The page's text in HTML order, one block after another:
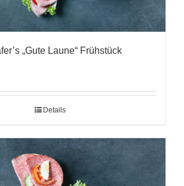
„Gute Laune“ Frühstück
Details